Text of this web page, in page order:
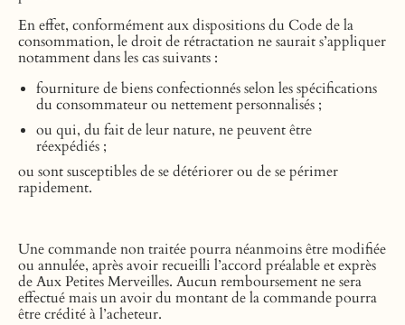
En effet, conformément aux dispositions du Code de la
consommation, le droit de rétractation ne saurait s’appliquer
notamment dans les cas suivants :
fourniture de biens confectionnés selon les spécifications
du consommateur ou nettement personnalisés ;
ou qui, du fait de leur nature, ne peuvent être
réexpédiés ;
ou sont susceptibles de se détériorer ou de se périmer
rapidement.
Une commande non traitée pourra néanmoins être modifiée
ou annulée, après avoir recueilli l’accord préalable et exprès
de Aux Petites Merveilles. Aucun remboursement ne sera
effectué mais un avoir du montant de la commande pourra
être crédité à l’acheteur.